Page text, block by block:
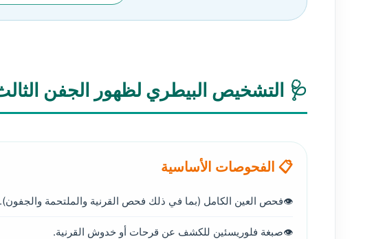
🩺 التشخيص البيطري لظهور الجفن
📋 الفحوصات الأساسية
فحص العين الكامل (بما في ذلك فحص القرنية والملتحمة والجفون).
صبغة فلوريسئين للكشف عن قرحات أو خدوش القرنية.